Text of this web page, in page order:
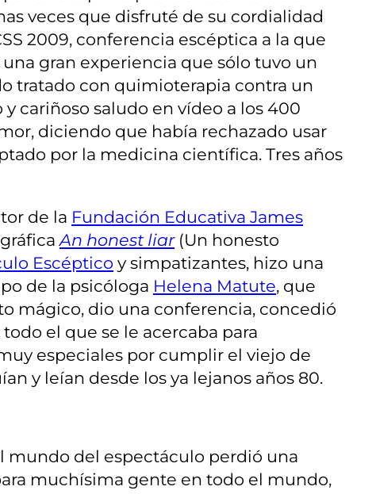
veces que disfruté de su cordialidad
2009, conferencia escéptica a la que
una gran experiencia que sólo tuvo un
tratado con quimioterapia contra un
cariñoso saludo en vídeo a los 400
diciendo que había rechazado usar
por la medicina científica. Tres años
de la Fundación Educativa James
An honest liar(Un honesto
Escéptico y simpatizantes, hizo una
de la psicóloga Helena Matute, que
mágico, dio una conferencia, concedió
el que se le acercaba para
especiales por cumplir el viejo de
y leían desde los ya lejanos años 80.
mundo del espectáculo perdió una
muchísima gente en todo el mundo,